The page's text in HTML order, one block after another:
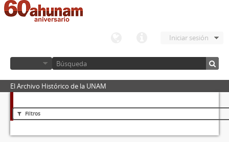
Iniciar sesión
El Archivo Histórico de la UNAM
Filtros